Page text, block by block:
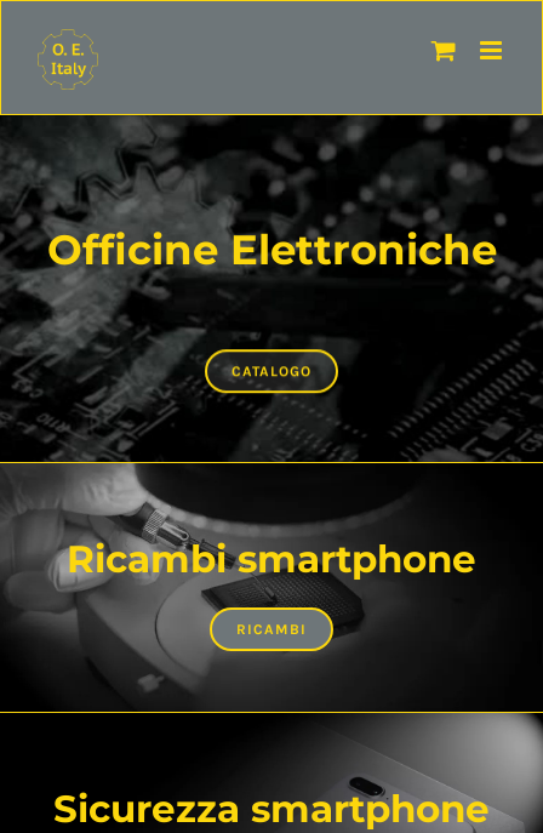
contenuto
Officine Elettroniche
CATALOGO
Ricambi smartphone
RICAMBI
Sicurezza smartphone